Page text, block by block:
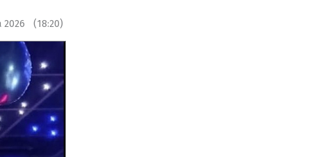
2026 (18:20)